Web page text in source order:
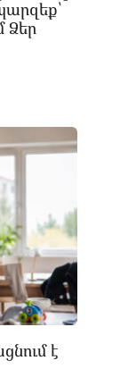
Ձեր
է